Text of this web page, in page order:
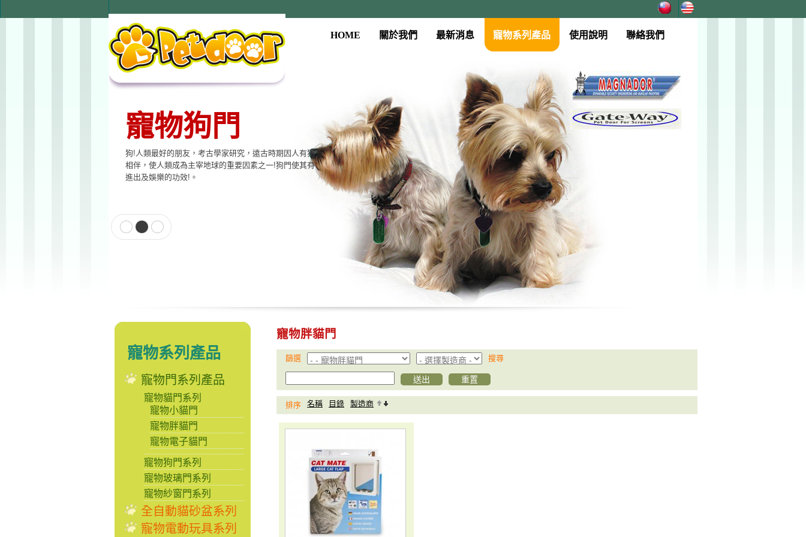
HOME 關於我們 最新消息 寵物系列產品 使用說明 聯絡我們
寵物狗門
狗!人類最好的朋友，考古學家研究，遠古時期因人有狗
相伴，使人類成為主宰地球的重要因素之一!狗門使其有
進出及娛樂的功效!。
寵物系列產品
寵物門系列產品
寵物貓門系列
寵物小貓門
寵物胖貓門
寵物電子貓門
寵物狗門系列
寵物玻璃門系列
寵物紗窗門系列
全自動貓砂盆系列
寵物電動玩具系列
寵物胖貓門
篩選 搜尋
排序 名稱 目錄 製造商